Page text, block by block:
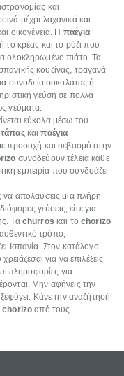
και
μέχρι λαχανικά και
οικογένεια. Η παέγια
το κρέας και το ρύζι που
ολοκληρωμένο πιάτο. Τα
κουζίνας, τραγανά
συνοδεία σοκολάτας ή
γεύση σε πολλά
γεύματα.
εύκολα μέσω του
τάπαςκαιπαέγια
προσοχή και σεβασμό στην
συνοδεύουν τέλεια κάθε
εμπειρία που συνδυάζει
να απολαύσεις μια πλήρη
γεύσεις, είτε για
Τα churros και το chorizo
τρόπο,
Ισπανία. Στον κατάλογο
για να επιλέξεις
πληροφορίες για
Μην αφήνεις την
Κάνε την αναζήτησή
chorizo από τους